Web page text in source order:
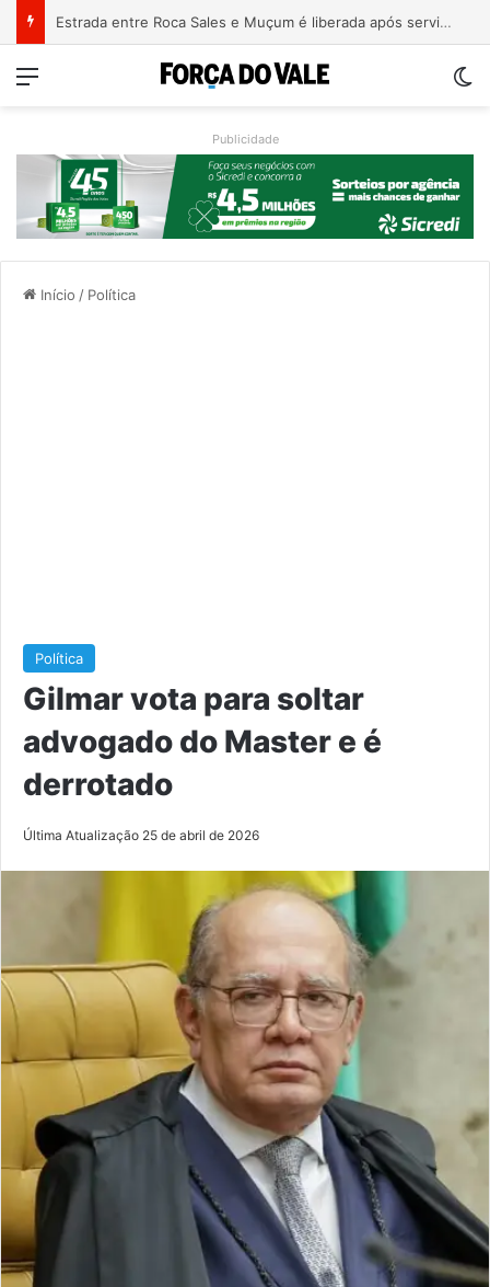
Estrada entre Roca Sales e Muçum é liberada após serviços de manutenção
Menu
Publicidade
Início / Política
Política
Gilmar vota para soltar
advogado do Master e é
derrotado
Última Atualização 25 de abril de 2026